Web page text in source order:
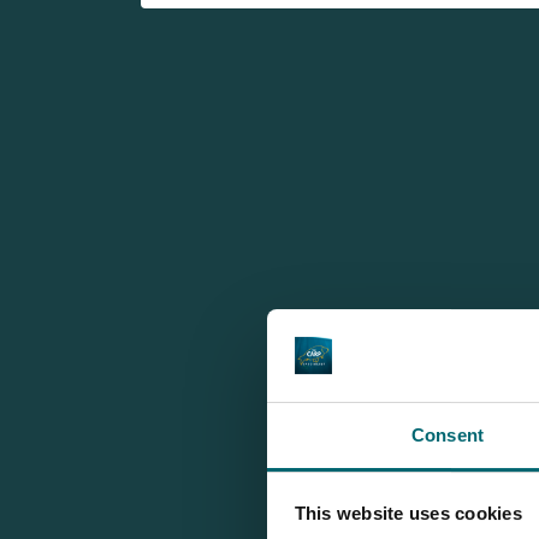
Consent
This website uses cookies